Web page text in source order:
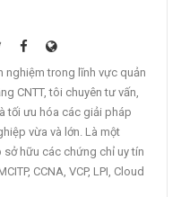
nghiệm trong lĩnh vực quản
CNTT, tôi chuyên tư vấn,
tối ưu hóa các giải pháp
vừa và lớn. Là một
sở hữu các chứng chỉ uy tín
CCNA, VCP, LPI, Cloud